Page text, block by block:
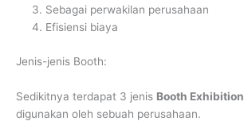
3. Sebagai perwakilan perusahaan
4. Efisiensi biaya
Jenis-jenis Booth:
Sedikitnya terdapat 3 jenis Booth Exhibition
digunakan oleh sebuah perusahaan.